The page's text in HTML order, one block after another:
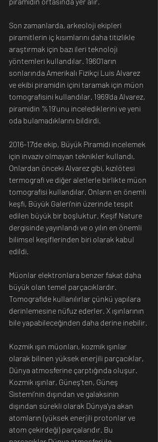
Son zamanlarda, arkeoloji ekipleri
piramitlerin iç kısımlarını daha titizlikle
araştırmak için bazı ileri teknoloji
yöntemleri kullandılar. 1960'ların
sonlarında Amerikalı Fizikçi Luis Alvarez
ve ekibi piramidin içini taramak için müon
tomografisini kullandılar. 1969'da Alvarez,
piramidin %19'unu incelediklerini ve yeni
oda bulamadıklarını bildirdi.
2016-17'de ekip, Büyük Piramidi incelemek
için invaziv olmayan teknikler kullandı.
Onlardan önceki Alvarez gibi, kızılötesi
termografi ve diğer aletlerle birlikte müon
tomografisi kullandılar. Onların en önemli
keşfi, Büyük Galeri'nin üzerinde tespit
edilen büyük bir boşluktur. Keşif Nature
dergisinde yayınlandı ve o yılın en önemli
bilimsel keşiflerinden biri olarak kabul
edildi.
Müonlar elektronlara benzer fakat daha
büyük olan temel parçacıklardır.
Tomografide kullanılırlar çünkü yapılara
derinlemesine nüfuz ederler. X ışınlarının
bile yapabileceğinden daha derine inebilir.
Kozmik ışın müonları, kozmik ışınlar
olarak bilinen yüksek enerjili parçacıklar,
Dünya atmosferine çarptığında oluşur.
Kozmik ışınlar, Güneş'ten, Güneş
Sistemi’nin dışından ve galaksinin
dışından sürekli olarak Dünya'ya akan
atomların (yüksek enerjili protonlar ve
atom çekirdeği) parçalarıdır. Bu